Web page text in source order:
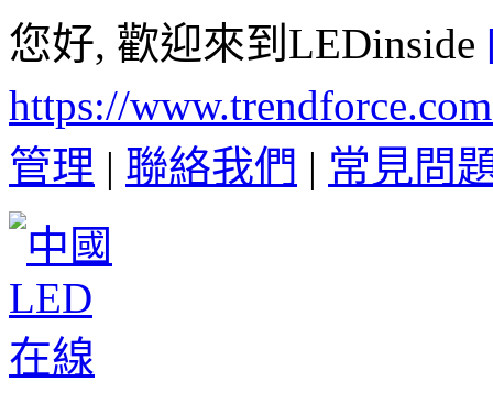
您好, 歡迎來到LEDinside
https://
管理 | 聯絡我們 | 常見問